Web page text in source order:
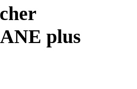
plus